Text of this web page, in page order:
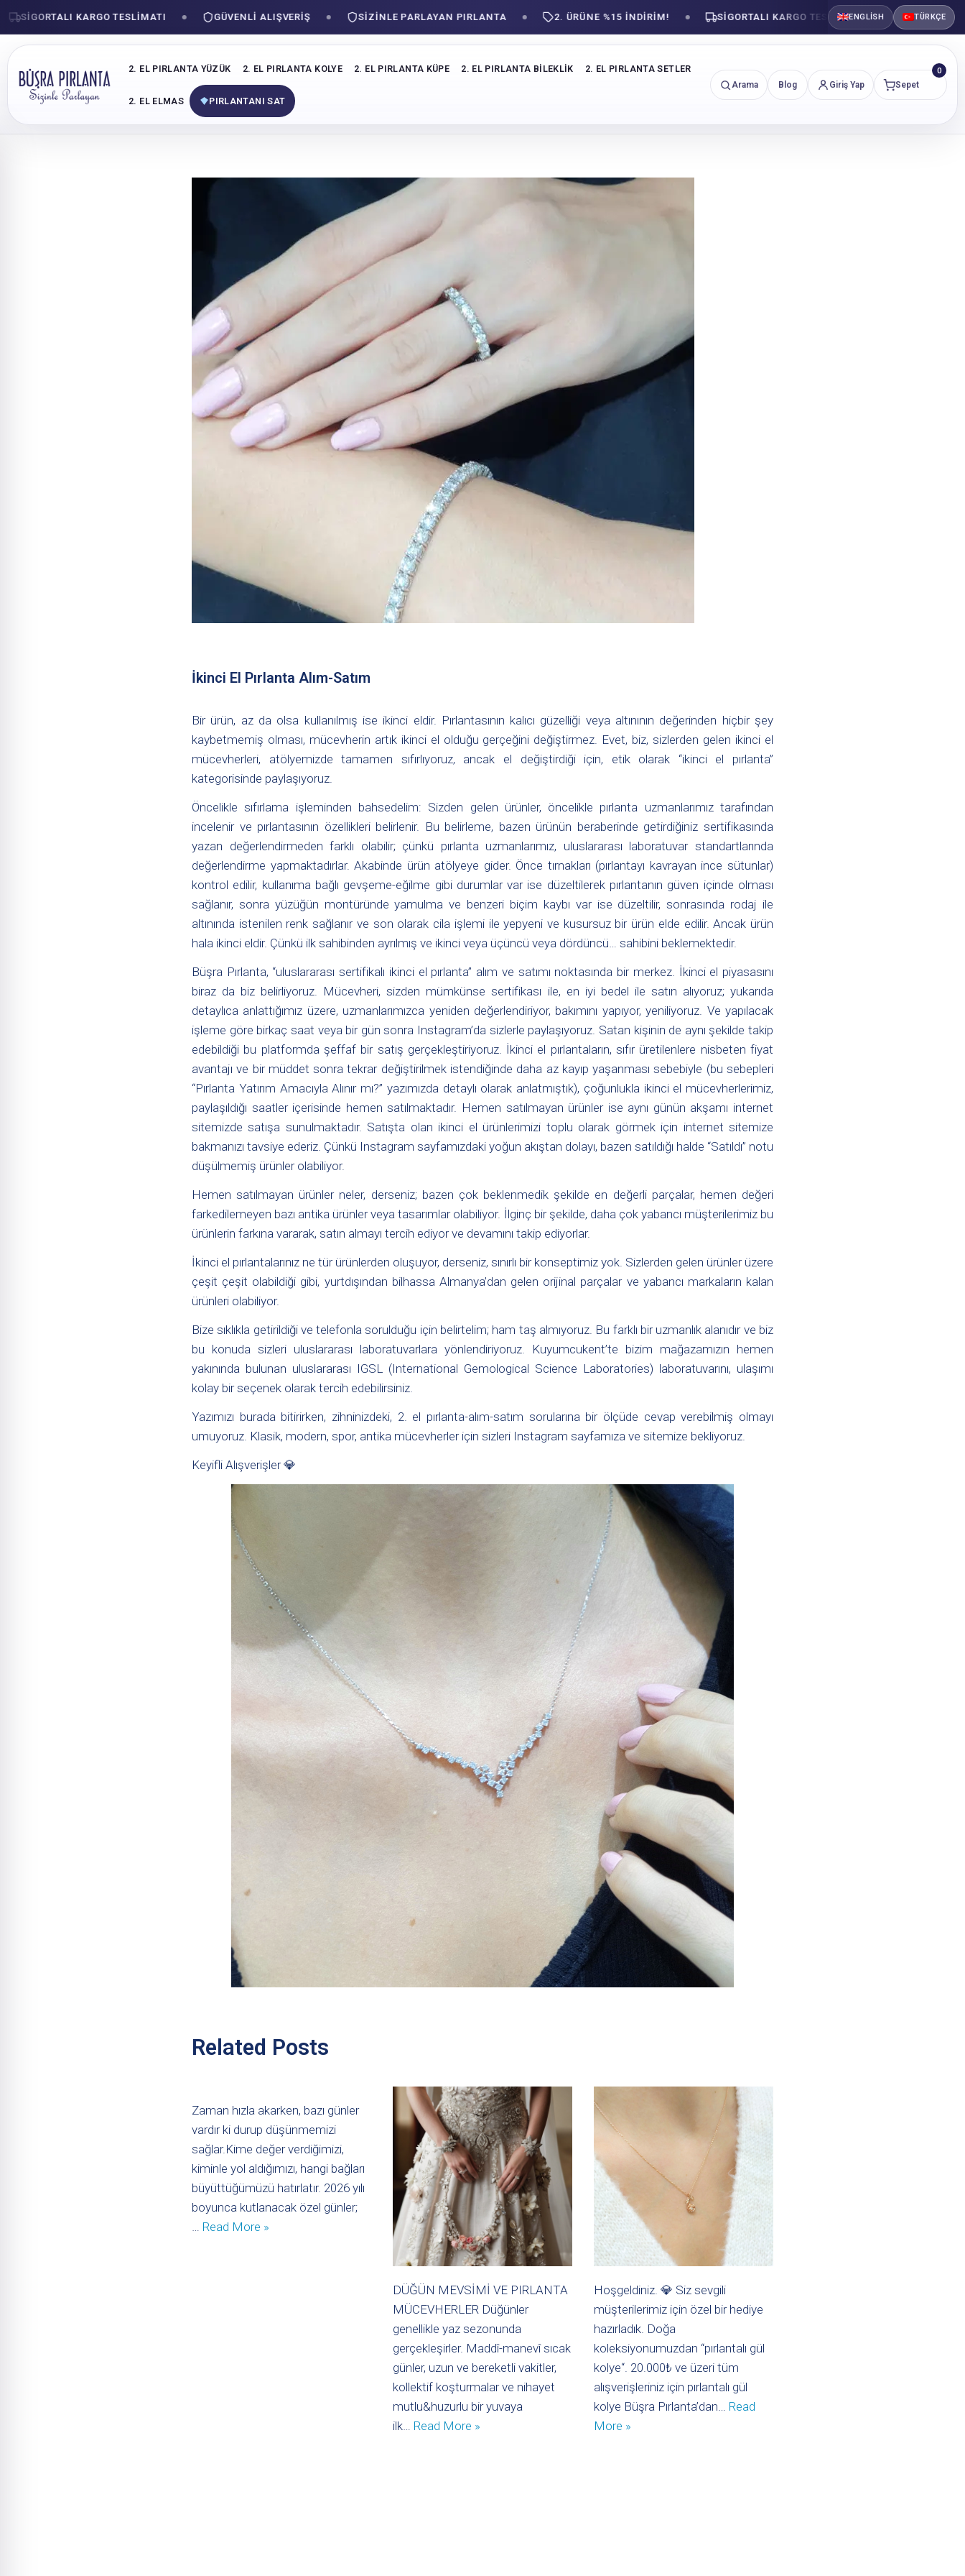
ENGLISH TÜRKÇE
KARGO TESLIMATI GÜVENLI ALIŞVERIŞ SIZINLE PARLAYAN PIRLANTA 2. ÜRÜNE %15 İNDİRİM! SIGORTALI KARGO TESLIMATI GÜVENLI
2. EL PIRLANTA YÜZÜK 2. EL PIRLANTA KOLYE 2. EL PIRLANTA KÜPE 2. EL PIRLANTA BILEKLIK 2. EL PIRLANTA SETLER
2. EL ELMAS PIRLANTANI SAT
Arama Blog Giriş Yap Sepet
0
İkinci El Pırlanta Alım-Satım
Bir ürün, az da olsa kullanılmış ise ikinci eldir. Pırlantasının kalıcı güzelliği veya altınının değerinden hiçbir şey
kaybetmemiş olması, mücevherin artık ikinci el olduğu gerçeğini değiştirmez. Evet, biz, sizlerden gelen ikinci el
mücevherleri, atölyemizde tamamen sıfırlıyoruz, ancak el değiştirdiği için, etik olarak “ikinci el pırlanta”
kategorisinde paylaşıyoruz.
Öncelikle sıfırlama işleminden bahsedelim: Sizden gelen ürünler, öncelikle pırlanta uzmanlarımız tarafından
incelenir ve pırlantasının özellikleri belirlenir. Bu belirleme, bazen ürünün beraberinde getirdiğiniz sertifikasında
yazan değerlendirmeden farklı olabilir; çünkü pırlanta uzmanlarımız, uluslararası laboratuvar standartlarında
değerlendirme yapmaktadırlar. Akabinde ürün atölyeye gider. Önce tırnakları (pırlantayı kavrayan ince sütunlar)
kontrol edilir, kullanıma bağlı gevşeme-eğilme gibi durumlar var ise düzeltilerek pırlantanın güven içinde olması
sağlanır, sonra yüzüğün montüründe yamulma ve benzeri biçim kaybı var ise düzeltilir, sonrasında rodaj ile
altınında istenilen renk sağlanır ve son olarak cila işlemi ile yepyeni ve kusursuz bir ürün elde edilir. Ancak ürün
hala ikinci eldir. Çünkü ilk sahibinden ayrılmış ve ikinci veya üçüncü veya dördüncü… sahibini beklemektedir.
Büşra Pırlanta, “uluslararası sertifikalı ikinci el pırlanta” alım ve satımı noktasında bir merkez. İkinci el piyasasını
biraz da biz belirliyoruz. Mücevheri, sizden mümkünse sertifikası ile, en iyi bedel ile satın alıyoruz; yukarıda
detaylıca anlattığımız üzere, uzmanlarımızca yeniden değerlendiriyor, bakımını yapıyor, yeniliyoruz. Ve yapılacak
işleme göre birkaç saat veya bir gün sonra Instagram’da sizlerle paylaşıyoruz. Satan kişinin de aynı şekilde takip
edebildiği bu platformda şeffaf bir satış gerçekleştiriyoruz. İkinci el pırlantaların, sıfır üretilenlere nisbeten fiyat
avantajı ve bir müddet sonra tekrar değiştirilmek istendiğinde daha az kayıp yaşanması sebebiyle (bu sebepleri
“Pırlanta Yatırım Amacıyla Alınır mı?” yazımızda detaylı olarak anlatmıştık), çoğunlukla ikinci el mücevherlerimiz,
paylaşıldığı saatler içerisinde hemen satılmaktadır. Hemen satılmayan ürünler ise aynı günün akşamı internet
sitemizde satışa sunulmaktadır. Satışta olan ikinci el ürünlerimizi toplu olarak görmek için internet sitemize
bakmanızı tavsiye ederiz. Çünkü Instagram sayfamızdaki yoğun akıştan dolayı, bazen satıldığı halde “Satıldı” notu
düşülmemiş ürünler olabiliyor.
Hemen satılmayan ürünler neler, derseniz; bazen çok beklenmedik şekilde en değerli parçalar, hemen değeri
farkedilemeyen bazı antika ürünler veya tasarımlar olabiliyor. İlginç bir şekilde, daha çok yabancı müşterilerimiz bu
ürünlerin farkına vararak, satın almayı tercih ediyor ve devamını takip ediyorlar.
İkinci el pırlantalarınız ne tür ürünlerden oluşuyor, derseniz, sınırlı bir konseptimiz yok. Sizlerden gelen ürünler üzere
çeşit çeşit olabildiği gibi, yurtdışından bilhassa Almanya’dan gelen orijinal parçalar ve yabancı markaların kalan
ürünleri olabiliyor.
Bize sıklıkla getirildiği ve telefonla sorulduğu için belirtelim; ham taş almıyoruz. Bu farklı bir uzmanlık alanıdır ve biz
bu konuda sizleri uluslararası laboratuvarlara yönlendiriyoruz. Kuyumcukent’te bizim mağazamızın hemen
yakınında bulunan uluslararası IGSL (International Gemological Science Laboratories) laboratuvarını, ulaşımı
kolay bir seçenek olarak tercih edebilirsiniz.
Yazımızı burada bitirirken, zihninizdeki, 2. el pırlanta-alım-satım sorularına bir ölçüde cevap verebilmiş olmayı
umuyoruz. Klasik, modern, spor, antika mücevherler için sizleri Instagram sayfamıza ve sitemize bekliyoruz.
Keyifli Alışverişler 💎
Related Posts
Zaman hızla akarken, bazı günler
vardır ki durup düşünmemizi
sağlar.Kime değer verdiğimizi,
kiminle yol aldığımızı, hangi bağları
büyüttüğümüzü hatırlatır. 2026 yılı
boyunca kutlanacak özel günler;
… Read More »
DÜĞÜN MEVSİMİ VE PIRLANTA
MÜCEVHERLER Düğünler
genellikle yaz sezonunda
gerçekleşirler. Maddî-manevî sıcak
günler, uzun ve bereketli vakitler,
kollektif koşturmalar ve nihayet
mutlu&huzurlu bir yuvaya
ilk… Read More »
Hoşgeldiniz. 💎 Siz sevgili
müşterilerimiz için özel bir hediye
hazırladık. Doğa
koleksiyonumuzdan “pırlantalı gül
kolye“. 20.000₺ ve üzeri tüm
alışverişleriniz için pırlantalı gül
kolye Büşra Pırlanta’dan… Read
More »